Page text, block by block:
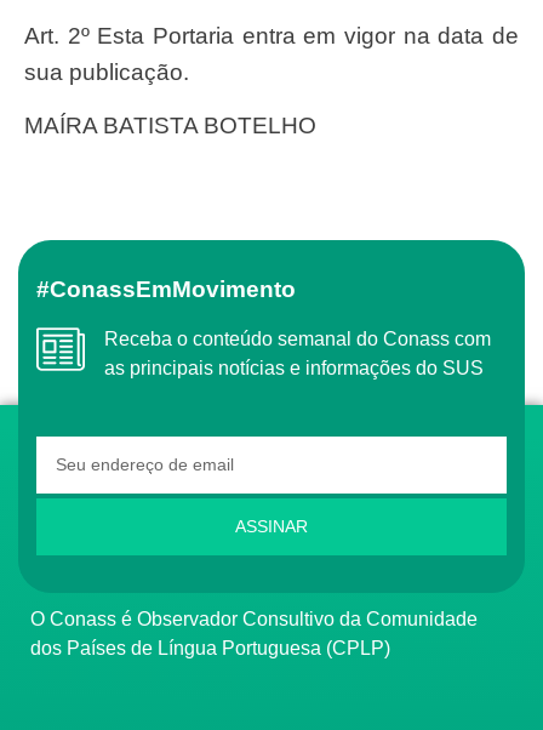
Art. 2º Esta Portaria entra em vigor na data de
sua publicação.
MAÍRA BATISTA BOTELHO
#ConassEmMovimento
Receba o conteúdo semanal do Conass com
as principais notícias e informações do SUS
ASSINAR
O Conass é Observador Consultivo da Comunidade
dos Países de Língua Portuguesa (CPLP)